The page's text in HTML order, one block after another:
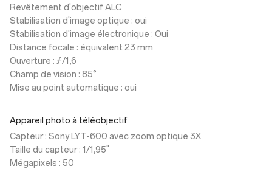
Revêtement d'objectif ALC
Stabilisation d'image optique : oui
Stabilisation d'image électronique : Oui
Distance focale : équivalent 23 mm
Ouverture : ƒ/1,6
Champ de vision : 85°
Mise au point automatique : oui
Appareil photo à téléobjectif
Capteur : Sony LYT-600 avec zoom optique 3X
Taille du capteur : 1/1,95"
Mégapixels : 50